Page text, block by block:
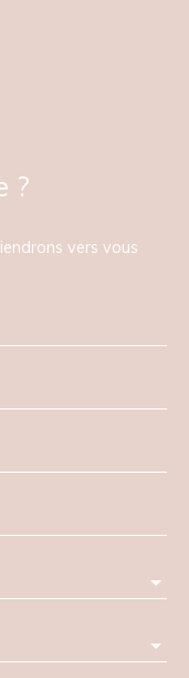
?
vers vous